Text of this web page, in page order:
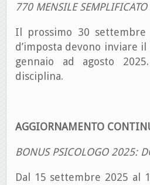
770 MENSILE
Il prossimo 30
d’imposta devono inviare
gennaio ad agosto
disciplina.
AGGIORNAMENTO
BONUS PSICOLOGO 2025:
Dal 15 settembre 2025 al